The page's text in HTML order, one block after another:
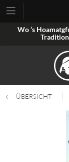
Wo ’s
ÜBERSICHT